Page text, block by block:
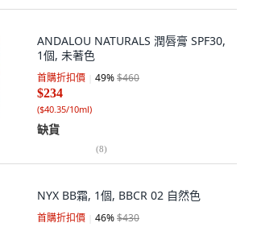
ANDALOU NATURALS 潤唇膏 SPF30,
1個, 未著色
首購折扣價 49%$460
$234
($40.35/10ml)
缺貨
(8)
NYX BB霜, 1個, BBCR 02 自然色
首購折扣價 46%$430